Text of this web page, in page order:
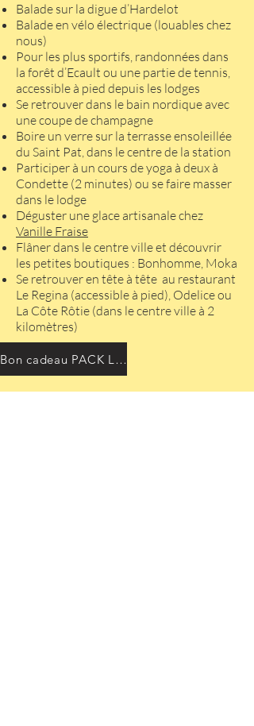
Balade sur la digue d’Hardelot
Balade en vélo électrique (louables chez
nous)
Pour les plus sportifs, randonnées dans
la forêt d’Ecault ou une partie de tennis,
accessible à pied depuis les lodges
Se retrouver dans le bain nordique avec
une coupe de champagne
Boire un verre sur la terrasse ensoleillée
du Saint Pat, dans le centre de la station
Participer à un cours de yoga à deux à
Condette (2 minutes) ou se faire masser
dans le lodge
Déguster une glace artisanale chez
Vanille Fraise
Flâner dans le centre ville et découvrir
les petites boutiques : Bonhomme, Moka
Se retrouver en tête à tête au restaurant
Le Regina (accessible à pied), Odelice ou
La Côte Rôtie (dans le centre ville à 2
kilomètres)
Bon cadeau PACK LOVE